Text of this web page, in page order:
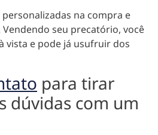
na compra e
seu precatório, você
vista e pode já usufruir dos
para tirar
dúvidas com um